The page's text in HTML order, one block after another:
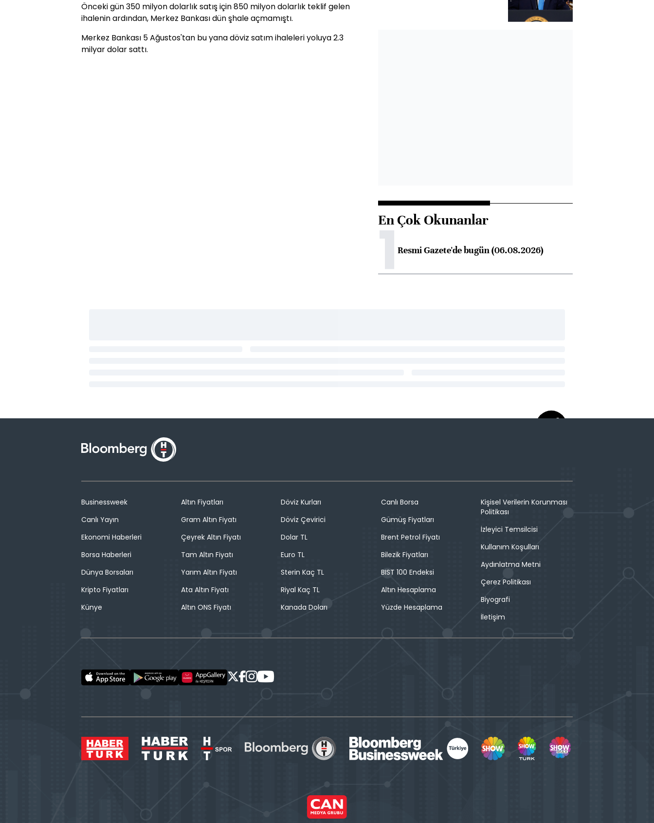
Önceki gün 350 milyon dolarlık satış için 850 milyon dolarlık teklif gelen
ihalenin ardından, Merkez Bankası dün şhale açmamıştı.
Merkez Bankası 5 Ağustos'tan bu yana döviz satım ihaleleri yoluya 2.3
milyar dolar sattı.
En Çok Okunanlar
1Resmi Gazete'de bugün (06.08.2026)
Businessweek
Canlı Yayın
Ekonomi Haberleri
Borsa Haberleri
Dünya Borsaları
Kripto Fiyatları
Künye
Altın Fiyatları
Gram Altın Fiyatı
Çeyrek Altın Fiyatı
Tam Altın Fiyatı
Yarım Altın Fiyatı
Ata Altın Fiyatı
Altın ONS Fiyatı
Döviz Kurları
Döviz Çevirici
Dolar TL
Euro TL
Sterin Kaç TL
Riyal Kaç TL
Kanada Doları
Canlı Borsa
Gümüş Fiyatları
Brent Petrol Fiyatı
Bilezik Fiyatları
BIST 100 Endeksi
Altın Hesaplama
Yüzde Hesaplama
Kişisel Verilerin Korunması
Politikası
İzleyici Temsilcisi
Kullanım Koşulları
Aydınlatma Metni
Çerez Politikası
Biyografi
İletişim